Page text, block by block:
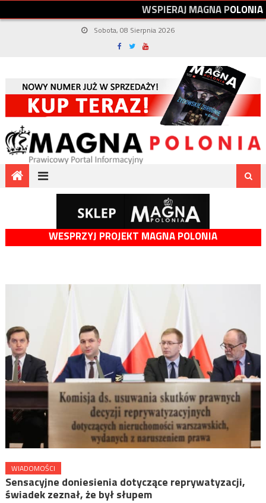
WSPIERAJMAGNAPOLONIA
Sobota, 08 Sierpnia 2026
WESPRZYJ PROJEKT MAGNA POLONIA
WIADOMOŚCI
Sensacyjne doniesienia dotyczące reprywatyzacji,
świadek zeznał, że był słupem